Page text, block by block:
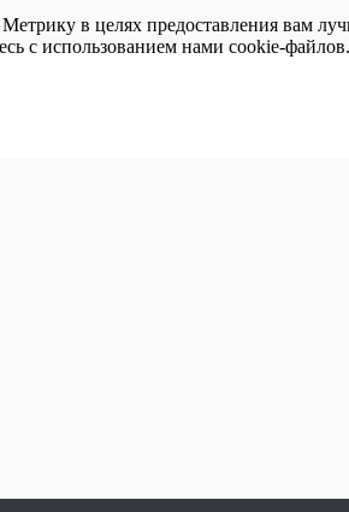
в целях предоставления вам
с использованием нами cookie-